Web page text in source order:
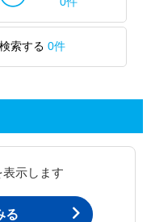
索する 0件
示します
る